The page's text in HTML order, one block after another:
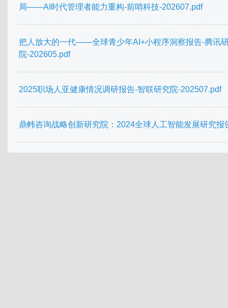
局——AI时代管理者能力重构-前哨科技-202607.pdf
把人放大的一代——全球青少年AI+小程序洞察报告-腾讯
院-202605.pdf
2025职场人亚健康情况调研报告-智联研究院-202507.pdf
鼎帏咨询战略创新研究院：2024全球人工智能发展研究报